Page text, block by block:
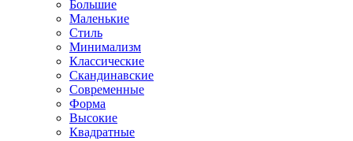
Большие
Маленькие
Стиль
Минимализм
Классические
Скандинавские
Современные
Форма
Высокие
Квадратные